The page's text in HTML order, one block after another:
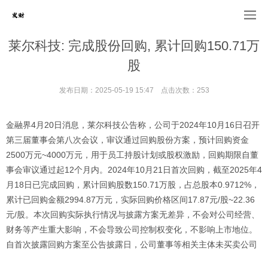
莱尔科技: 完成股份回购, 累计回购150.71万
股
发布日期：2025-05-19 15:47 点击次数：253
金融界4月20日消息，莱尔科技公告称，公司于2024年10月16日召开
第三届董事会第八次会议，审议通过回购股份方案，预计回购资金
2500万元~4000万元，用于员工持股计划或股权激励，回购期限自董
事会审议通过起12个月内。2024年10月21日首次回购，截至2025年4
月18日已完成回购，累计回购股数150.71万股，占总股本0.9712%，
累计已回购金额2994.87万元，实际回购价格区间17.87元/股~22.36
元/股。本次回购实际执行情况与披露方案无差异，不会对公司经营、
财务等产生重大影响，不会导致公司控制权变化，不影响上市地位。
自首次披露回购方案至公告披露日，公司董事等相关主体未买卖公司